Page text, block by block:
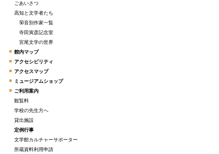
ごあいさつ
高知と文学者たち
50音別作家一覧
寺田寅彦記念室
宮尾文学の世界
館内マップ
アクセシビリティ
アクセスマップ
ミュージアムショップ
ご利用案内
観覧料
学校の先生方へ
貸出施設
定例行事
文学館カルチャーサポーター
所蔵資料利用申請